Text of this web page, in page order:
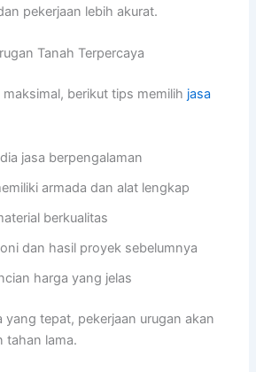
pekerjaan lebih akurat.
Tanah Terpercaya
berikut tips memilih jasa
jasa berpengalaman
armada dan alat lengkap
berkualitas
dan hasil proyek sebelumnya
harga yang jelas
yang tepat, pekerjaan urugan akan
tahan lama.